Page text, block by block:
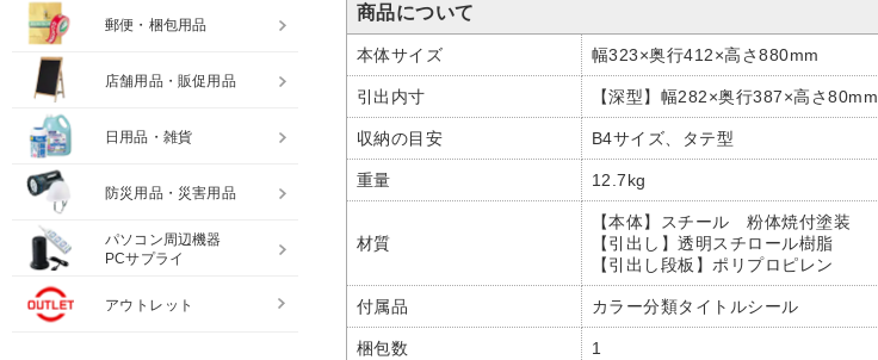
商品について
本体サイズ 幅323×奥行412×高さ880mm
引出内寸 【深型】幅282×奥行387×高さ80mm
収納の目安 B4サイズ、タテ型
重量 12.7kg
材質
【本体】スチール 粉体焼付塗装
【引出し】透明スチロール樹脂
【引出し段板】ポリプロピレン
付属品 カラー分類タイトルシール
梱包数 1
郵便・梱包用品
店舗用品・販促用品
日用品・雑貨
防災用品・災害用品
パソコン周辺機器
PCサプライ
アウトレット